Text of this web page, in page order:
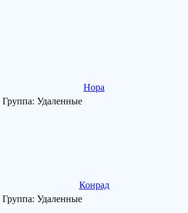
Нора
Группа: Удаленные
Конрад
Группа: Удаленные